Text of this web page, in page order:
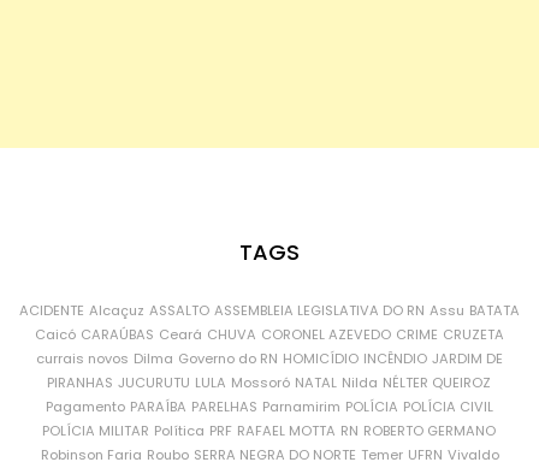
TAGS
ACIDENTE Alcaçuz ASSALTO ASSEMBLEIA LEGISLATIVA DO RN Assu BATATA
Caicó CARAÚBAS Ceará CHUVA CORONEL AZEVEDO CRIME CRUZETA
currais novos Dilma Governo do RN HOMICÍDIO INCÊNDIO JARDIM DE
PIRANHAS JUCURUTU LULA Mossoró NATAL Nilda NÉLTER QUEIROZ
Pagamento PARAÍBA PARELHAS Parnamirim POLÍCIA POLÍCIA CIVIL
POLÍCIA MILITAR Política PRF RAFAEL MOTTA RN ROBERTO GERMANO
Robinson Faria Roubo SERRA NEGRA DO NORTE Temer UFRN Vivaldo